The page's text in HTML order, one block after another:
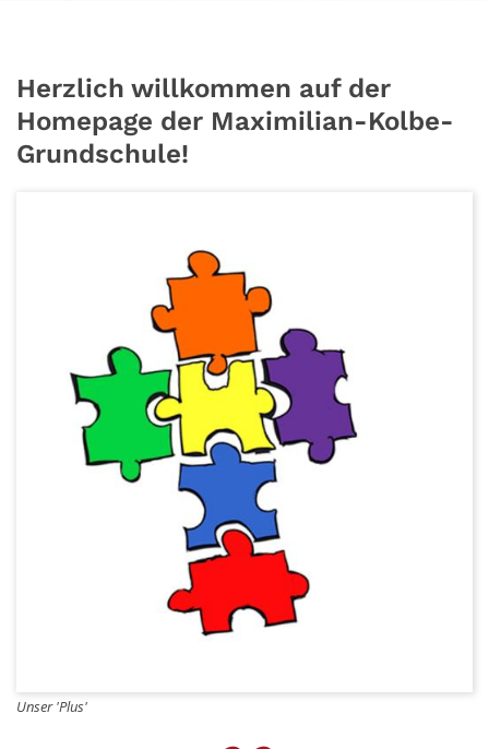
Herzlich willkommen auf der
Homepage der Maximilian-Kolbe-
Grundschule!
Unser 'Plus'